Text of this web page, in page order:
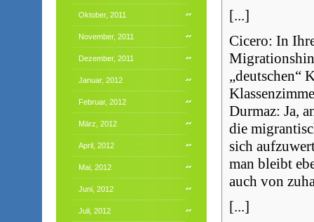
Oktober, 2011
November, 2011
Dezember, 2011
Januar, 2012
Februar, 2012
März, 2012
April, 2012
Mai, 2012
Juni, 2012
Juli, 2012
[...]
Cicero: In
„deutschen“
Durmaz: Ja,
die
sich
man bleibt
auch von
[...]